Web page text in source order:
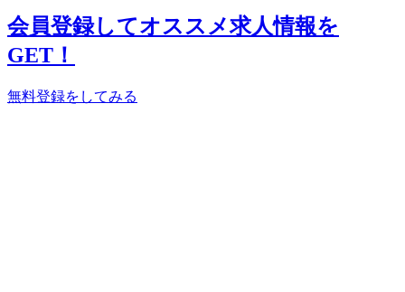
会員登録してオススメ求人情報を
GET！
無料登録をしてみる